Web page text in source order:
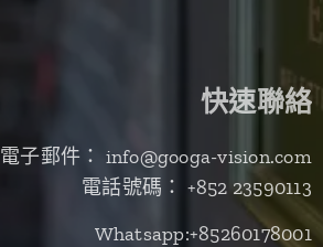
快速聯絡
電子郵件： info@googa-vision.com
電話號碼： +852 23590113
Whatsapp:+85260178001